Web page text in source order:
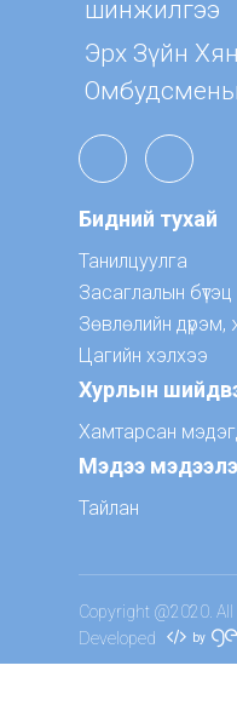
шинжилгээ
Эрх Зүйн
Бидний тухай
Танилцуулга
Засаглалын бүтэц
Зөвлөлийн
Цагийн хэлхээ
Хурлын
Хамтарсан
Мэдээ
Тайлан
Copyright @2020.
Developed
by